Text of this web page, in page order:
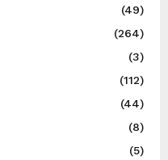
(49)
(264)
(3)
(112)
(44)
(8)
(5)